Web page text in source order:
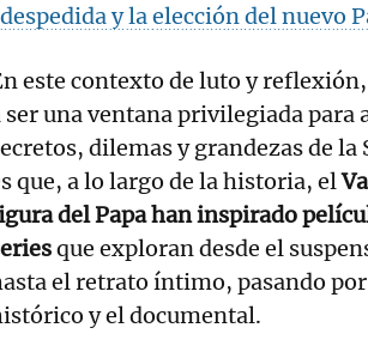
y laelección del nuevo
este contexto de luto y
ser una ventana privilegiada para
dilemas y grandezas de la
que, a lo largo de la historia, el
del Papa han inspirado
que exploran desde el
el retrato íntimo, pasando
y el documental.